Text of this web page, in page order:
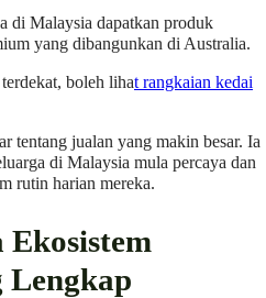
di Malaysia dapatkan produk
yang dibangunkan di Australia.
boleh lihat rangkaian kedai
tentang jualan yang makin besar. Ia
di Malaysia mula percaya dan
rutin harian mereka.
Lengkap